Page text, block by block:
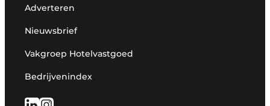
Adverteren
Nieuwsbrief
Vakgroep Hotelvastgoed
Bedrijvenindex